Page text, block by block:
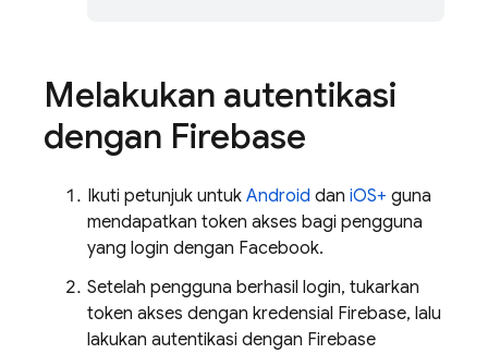
Melakukan autentikasi
dengan Firebase
Ikuti petunjuk untuk Android dan iOS+ guna
mendapatkan token akses bagi pengguna
yang login dengan Facebook.
Setelah pengguna berhasil login, tukarkan
token akses dengan kredensial Firebase, lalu
lakukan autentikasi dengan Firebase